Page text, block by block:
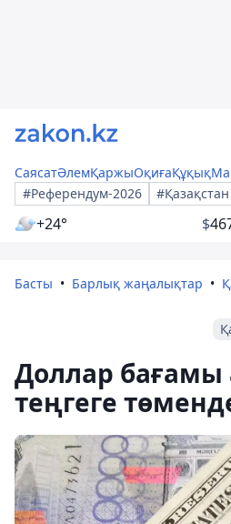
СаясатӘлемҚаржыОқиғаҚұқық
#Референдум-2026
+24° $
Басты Барлық жаңалықтар
Доллар бағамы
теңгеге